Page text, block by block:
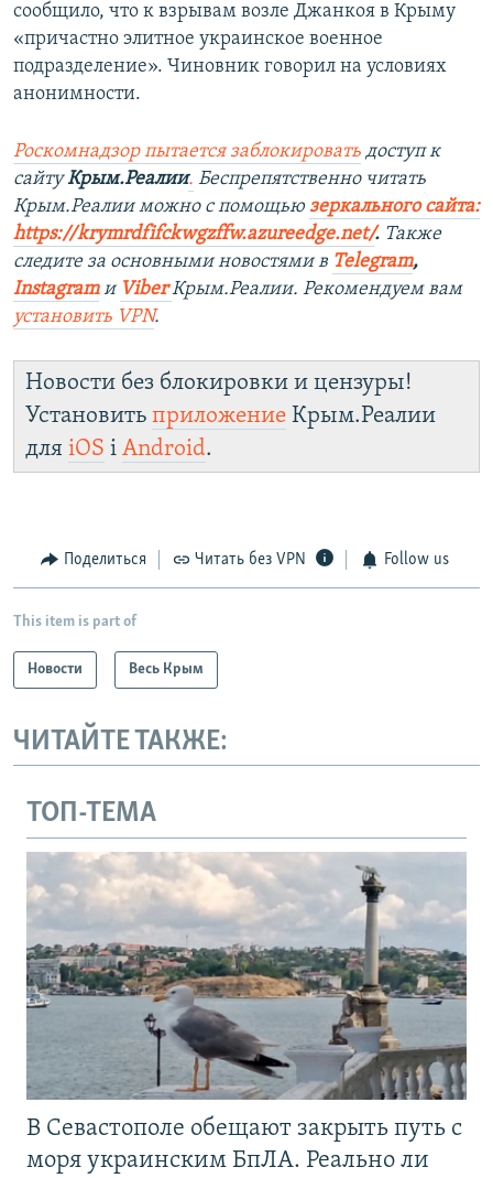
сообщило, что к взрывам возле Джанкоя в Крыму
«причастно элитное украинское военное
подразделение». Чиновник говорил на условиях
анонимности.
Роскомнадзор пытается заблокировать доступ к
сайтуКрым.Реалии. Беспрепятственно читать
Крым.Реалии можно с помощью зеркального сайта:
https://krymrdfifckwgzffw.azureedge.net/. ​ Также
следите за основными новостями в Telegram,
Instagram и ViberКрым.Реалии. Рекомендуем вам
установить VPN.
Новости без блокировки и цензуры!
Установить приложение Крым.Реалии
для iOS і Android.
Поделиться Читать без VPN Follow us
This item is part of
Новости Весь Крым
ЧИТАЙТЕ ТАКЖЕ:
ТОП-ТЕМА
В Севастополе обещают закрыть путь с
моря украинским БпЛА. Реально ли